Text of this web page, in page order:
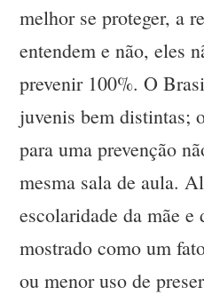
melhor se proteger, a
entendem e não, eles
prevenir 100%. O
juvenis bem distintas;
para uma prevenção
mesma sala de aula.
escolaridade da mãe e
mostrado como um
ou menor uso de